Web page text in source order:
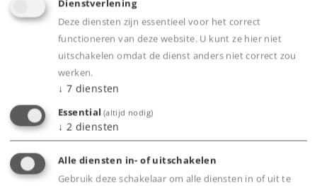
combineren met metalen (M) rails is er de
overgangsrail 2291
Product
Productinfo
Dienstverlening
Deze diensten zijn essentieel voor het correct
functioneren van deze website. U kunt ze hier niet
uitschakelen omdat de dienst anders niet correct zou
werken.
↓ 7 diensten
Essential (altijd nodig)
↓ 2 diensten
Alle diensten in- of uitschakelen
Gebruik deze schakelaar om alle diensten in of uit te